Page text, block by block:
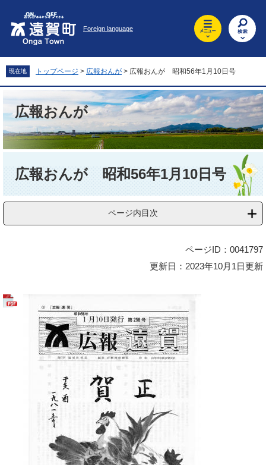
先
頭
を
飛
文
へ
Foreign language
現在地 トップページ > 広報おんが > 広報おんが 昭和56年1月10日号
広報おんが
広報おんが 昭和56年1月10日号
ページ内目次
ページID：0041797
更新日：2023年10月1日更新